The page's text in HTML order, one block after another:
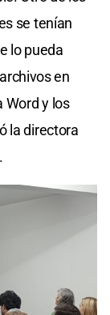
se tenían
lo pueda
en
Word y los
la directora